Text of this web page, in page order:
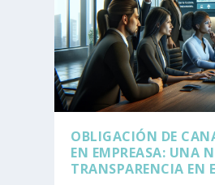
OBLIGACIÓN DE
EN EMPREASA: UNA
TRANSPARENCIA EN